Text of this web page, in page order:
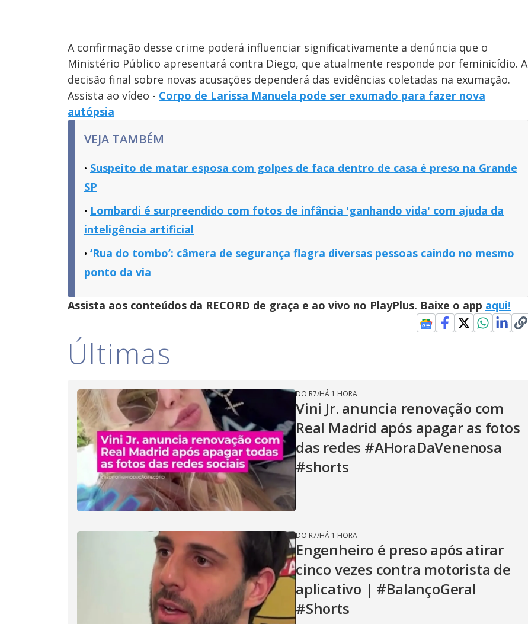
A confirmação desse crime poderá influenciar significativamente a denúncia que o
Ministério Público apresentará contra Diego, que atualmente responde por feminicídio. A
decisão final sobre novas acusações dependerá das evidências coletadas na exumação.
Assista ao vídeo - Corpo de Larissa Manuela pode ser exumado para fazer nova
autópsia
VEJA TAMBÉM
Suspeito de matar esposa com golpes de faca dentro de casa é preso na Grande
SP
Lombardi é surpreendido com fotos de infância 'ganhando vida' com ajuda da
inteligência artificial
‘Rua do tombo’: câmera de segurança flagra diversas pessoas caindo no mesmo
ponto da via
Assista aos conteúdos da RECORD de graça e ao vivo no PlayPlus. Baixe o app aqui!
Últimas
DO R7/HÁ 1 HORA
Vini Jr. anuncia renovação com
Real Madrid após apagar as fotos
das redes #AHoraDaVenenosa
#shorts
DO R7/HÁ 1 HORA
Engenheiro é preso após atirar
cinco vezes contra motorista de
aplicativo | #BalançoGeral
#Shorts